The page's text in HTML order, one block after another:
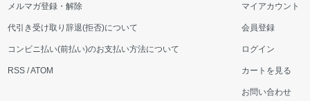
メルマガ登録・解除
代引き受け取り辞退(拒否)について
コンビニ払い(前払い)のお支払い方法について
RSS /ATOM
マイアカウント
会員登録
ログイン
カートを見る
お問い合わせ